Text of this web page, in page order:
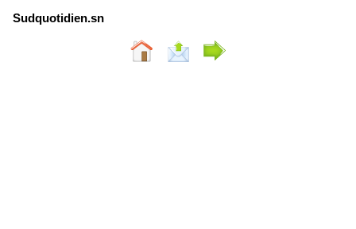
Sudquotidien.sn